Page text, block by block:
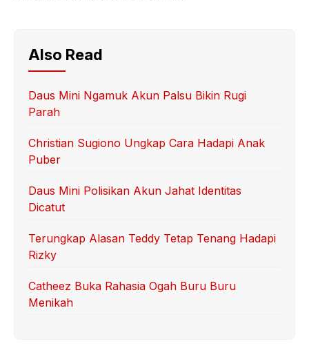
Also Read
Daus Mini Ngamuk Akun Palsu Bikin Rugi
Parah
Christian Sugiono Ungkap Cara Hadapi Anak
Puber
Daus Mini Polisikan Akun Jahat Identitas
Dicatut
Terungkap Alasan Teddy Tetap Tenang Hadapi
Rizky
Catheez Buka Rahasia Ogah Buru Buru
Menikah